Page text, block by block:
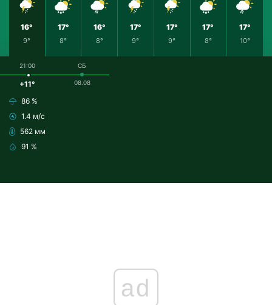
16°
9°
17°
8°
16°
8°
17°
9°
17°
9°
17°
8°
17°
10°
21:00
+11°
86 %
1.4 м/с
562 мм
91 %
СБ
08.08
ad